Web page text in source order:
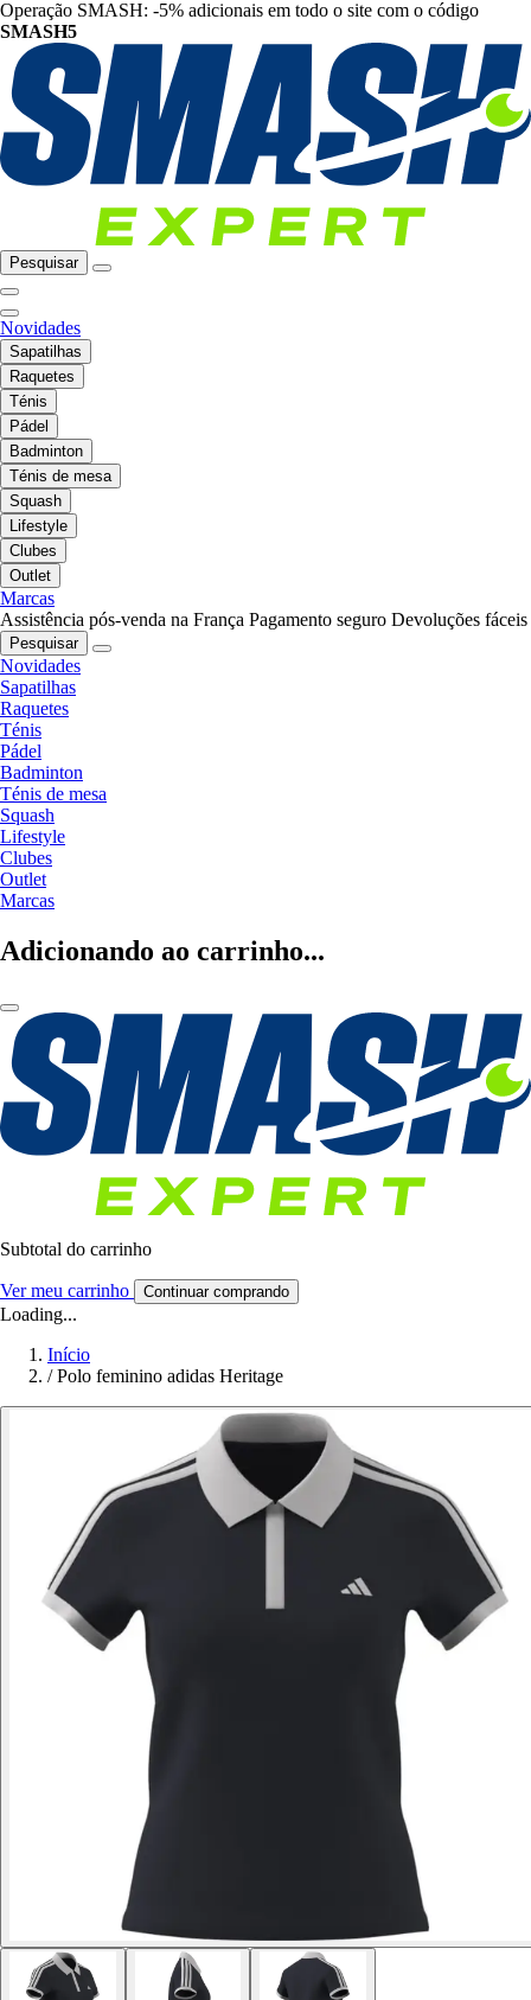
Operação SMASH: -5% adicionais em todo o site com o código
SMASH5
Pesquisar
Novidades
Sapatilhas
Raquetes
Ténis
Pádel
Badminton
Ténis de mesa
Squash
Lifestyle
Clubes
Outlet
Marcas
Assistência pós-venda na França Pagamento seguro Devoluções fáceis
Pesquisar
Novidades
Sapatilhas
Raquetes
Ténis
Pádel
Badminton
Ténis de mesa
Squash
Lifestyle
Clubes
Outlet
Marcas
Adicionando ao carrinho...
Subtotal do carrinho
Ver meu carrinho Continuar comprando
Loading...
Início
/ Polo feminino adidas Heritage